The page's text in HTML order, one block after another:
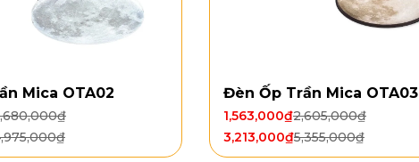
Mica OTA02
₫
₫
Đèn Ốp Trần Mica OTA03
2,605,000₫
1,563,000₫
5,355,000₫
3,213,000₫